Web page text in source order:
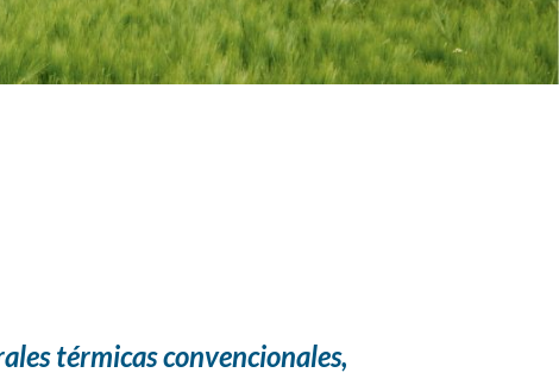
térmicas convencionales,